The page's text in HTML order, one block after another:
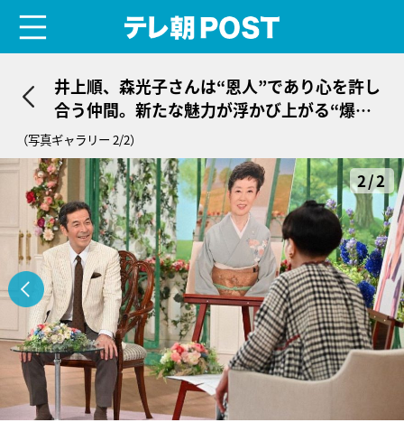
井上順、森光子さんは“恩人”であり心を許し
合う仲間。新たな魅力が浮かび上がる“爆笑
秘話”
（写真ギャラリー 2/2）
2/2